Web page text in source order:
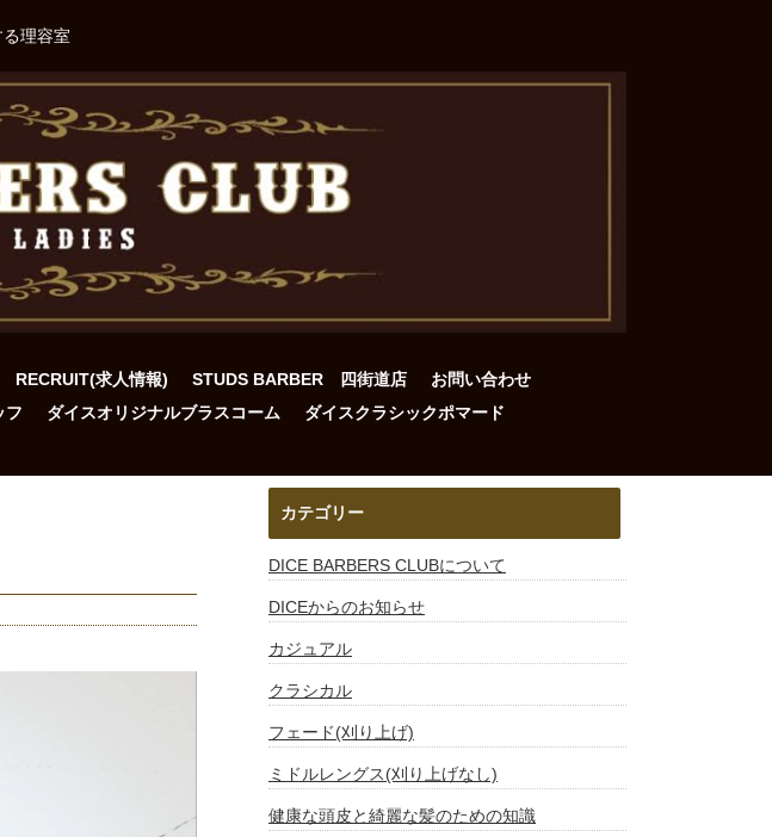
理容室
RECRUIT(求人情報) STUDS BARBER 四街道店
お問い合わせ
フ ダイスオリジナルブラスコーム
ダイスクラシックポマード
カテゴリー
DICE BARBERS CLUBについて
DICEからのお知らせ
カジュアル
クラシカル
フェード(刈り上げ)
ミドルレングス(刈り上げなし)
健康な頭皮と綺麗な髪のための知識